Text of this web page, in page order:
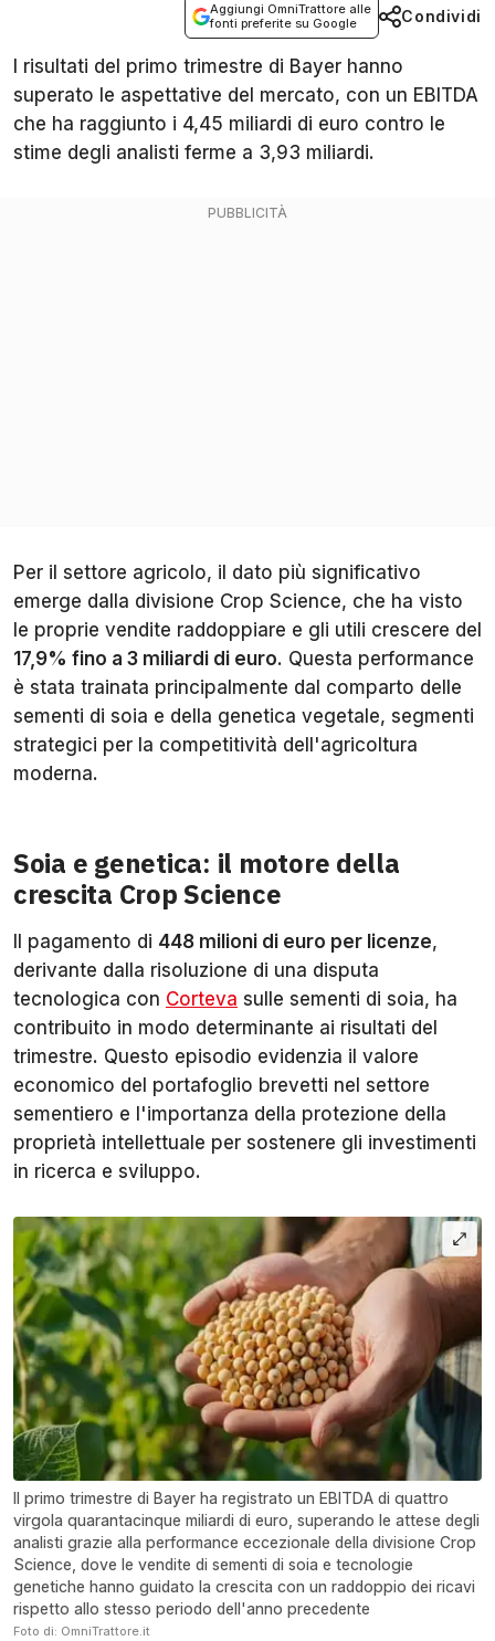
Aggiungi OmniTrattore alle
fonti preferite su Google
Condividi
I risultati del primo trimestre di Bayer hanno
superato le aspettative del mercato, con un EBITDA
che ha raggiunto i 4,45 miliardi di euro contro le
stime degli analisti ferme a 3,93 miliardi.
Per il settore agricolo, il dato più significativo
emerge dalla divisione Crop Science, che ha visto
le proprie vendite raddoppiare e gli utili crescere del
17,9% fino a 3 miliardi di euro. Questa performance
è stata trainata principalmente dal comparto delle
sementi di soia e della genetica vegetale, segmenti
strategici per la competitività dell'agricoltura
moderna.
Soia e genetica: il motore della
crescita Crop Science
Il pagamento di 448 milioni di euro per licenze,
derivante dalla risoluzione di una disputa
tecnologica con Corteva sulle sementi di soia, ha
contribuito in modo determinante ai risultati del
trimestre. Questo episodio evidenzia il valore
economico del portafoglio brevetti nel settore
sementiero e l'importanza della protezione della
proprietà intellettuale per sostenere gli investimenti
in ricerca e sviluppo.
Il primo trimestre di Bayer ha registrato un EBITDA di quattro
virgola quarantacinque miliardi di euro, superando le attese degli
analisti grazie alla performance eccezionale della divisione Crop
Science, dove le vendite di sementi di soia e tecnologie
genetiche hanno guidato la crescita con un raddoppio dei ricavi
rispetto allo stesso periodo dell'anno precedente
Foto di: OmniTrattore.it